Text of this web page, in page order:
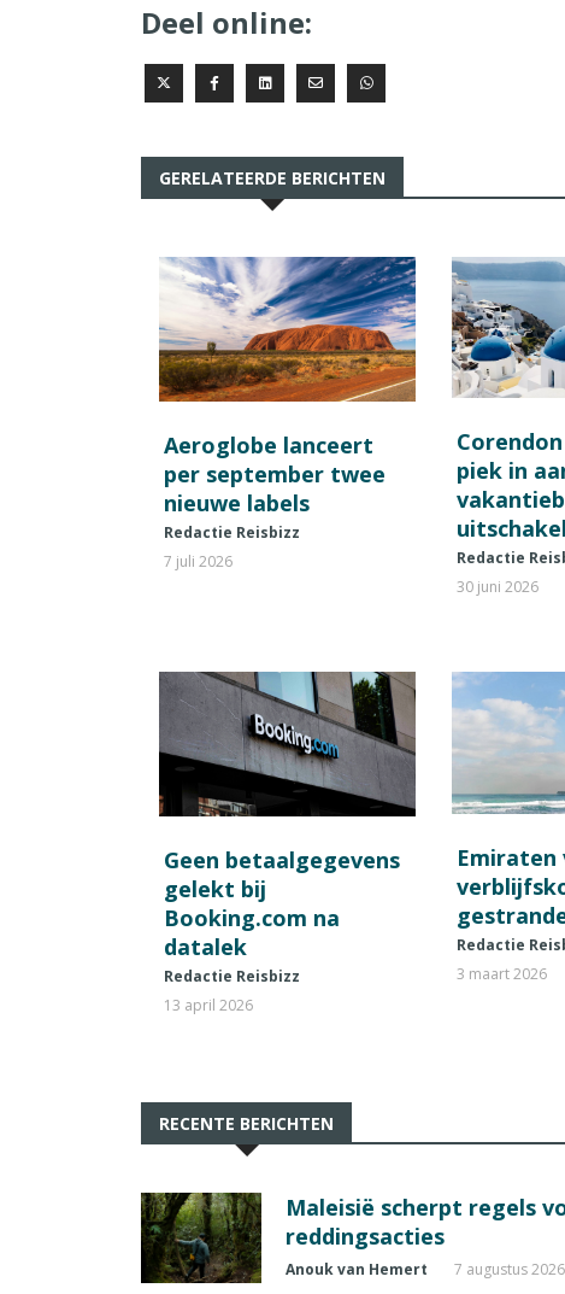
Deel online:
GERELATEERDE BERICHTEN
Aeroglobe lanceert
per september twee
nieuwe labels
Redactie Reisbizz
7 juli 2026
piek in
Redactie
30 juni 2026
Geen betaalgegevens
gelekt bij
Booking.com na
datalek
Redactie Reisbizz
13 april 2026
Emiraten
Redactie
3 maart 2026
RECENTE BERICHTEN
Maleisië scherpt regels
reddingsacties
Anouk van Hemert 7 augustus 2026